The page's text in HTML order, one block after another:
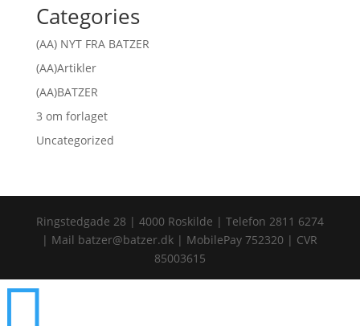
Categories
(AA) NYT FRA BATZER
(AA)Artikler
(AA)BATZER
3 om forlaget
Uncategorized
Ringstedgade 28 | 4000 Roskilde | Telefon 2811 6274
| Mail batzer@batzer.dk | MobilePay 752320 | CVR
85003615